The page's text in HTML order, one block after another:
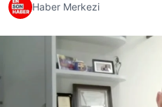
Haber Merkezi